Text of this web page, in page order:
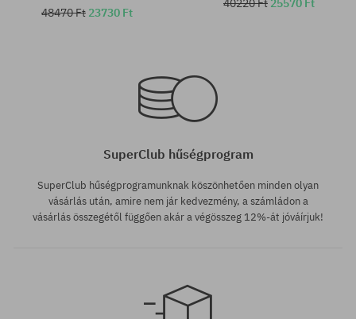
48470 Ft 23730 Ft
SuperClub hűségprogram
SuperClub hűségprogramunknak köszönhetően minden olyan
vásárlás után, amire nem jár kedvezmény, a számládon a
vásárlás összegétől függően akár a végösszeg 12%-át jóváírjuk!